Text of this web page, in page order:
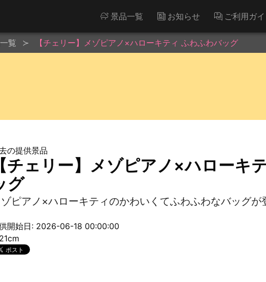
景品一覧 お知らせ ご利用ガ
覧 【チェリー】メゾピアノ×ハローキティ ふわふわバッグ
の提供景品
【チェリー】メゾピアノ×ハローキ
グ
ゾピアノ×ハローキティのかわいくてふわふわなバッグが
開始日: 2026-06-18 00:00:00